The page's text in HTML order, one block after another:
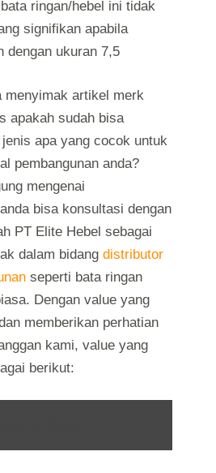
ringan/hebel ini tidak
signifikan apabila
dengan ukuran 7,5
menyimak artikel merk
apakah sudah bisa
apa yang cocok untuk
pembangunan anda?
mengenai
bisa konsultasi dengan
PT Elite Hebel sebagai
dalam bidang distributor
seperti bata ringan
Dengan value yang
memberikan perhatian
kami, value yang
berikut: